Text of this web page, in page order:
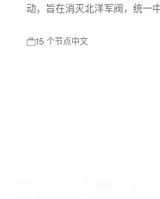
动，旨在消灭北洋军阀，统一
15 个节点中文